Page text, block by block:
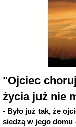
"Ojciec
życia już nie
- Było już tak, że
siedzą w jego domu